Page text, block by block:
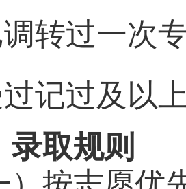
转过一次
记过及以
录取规则